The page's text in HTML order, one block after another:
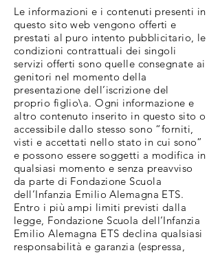
Le informazioni e i contenuti presenti in
questo sito web vengono offerti e
prestati al puro intento pubblicitario, le
condizioni contrattuali dei singoli
servizi offerti sono quelle consegnate ai
genitori nel momento della
presentazione dell’iscrizione del
proprio figlio\a. Ogni informazione e
altro contenuto inserito in questo sito o
accessibile dallo stesso sono “forniti,
visti e accettati nello stato in cui sono”
e possono essere soggetti a modifica in
qualsiasi momento e senza preavviso
da parte di Fondazione Scuola
dell’Infanzia Emilio Alemagna ETS.
Entro i più ampi limiti previsti dalla
legge, Fondazione Scuola dell’Infanzia
Emilio Alemagna ETS declina qualsiasi
responsabilità e garanzia (espressa,